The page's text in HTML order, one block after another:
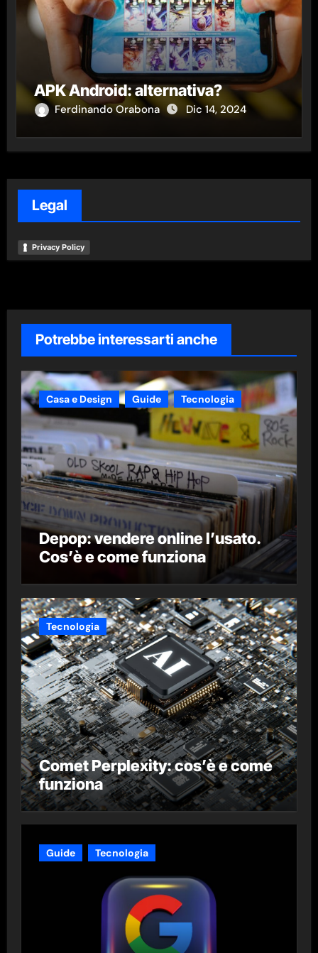
APK Android: alternativa?
Ferdinando Orabona Dic 14, 2024
Legal
Privacy Policy
Potrebbe interessarti anche
Casa e Design Guide Tecnologia
Depop: vendere online l’usato.
Cos’è e come funziona
Tecnologia
Comet Perplexity: cos’è e come
funziona
Guide Tecnologia